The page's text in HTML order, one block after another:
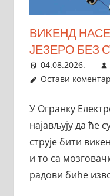
ВИКЕНД
ЈЕЗЕРО БЕЗ
04.08.2026.
Остави коментар
У Огранку
најављују да ће
струје бити
и то са
радови биће